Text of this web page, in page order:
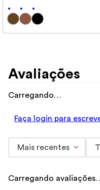
Avaliações
Carregando…
Faça login para
Mais recentes
Carregando